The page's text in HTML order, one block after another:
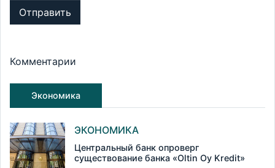
Отправить
Комментарии
Экономика
ЭКОНОМИКА
Центральный банк опроверг
существование банка «Oltin Oy Kredit»